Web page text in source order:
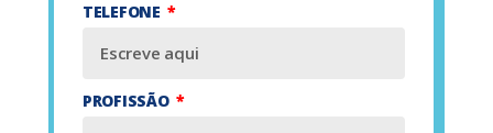
TELEFONE
PROFISSÃO